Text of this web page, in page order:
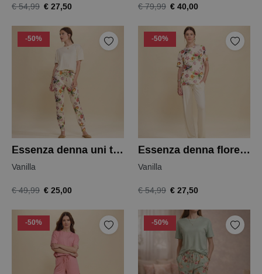
€ 54,99 € 27,50 € 79,99 € 40,00
-50%
Essenza denna uni top
Vanilla
€ 49,99 € 25,00
-50%
Essenza denna florea top
Vanilla
€ 54,99 € 27,50
-50% -50%